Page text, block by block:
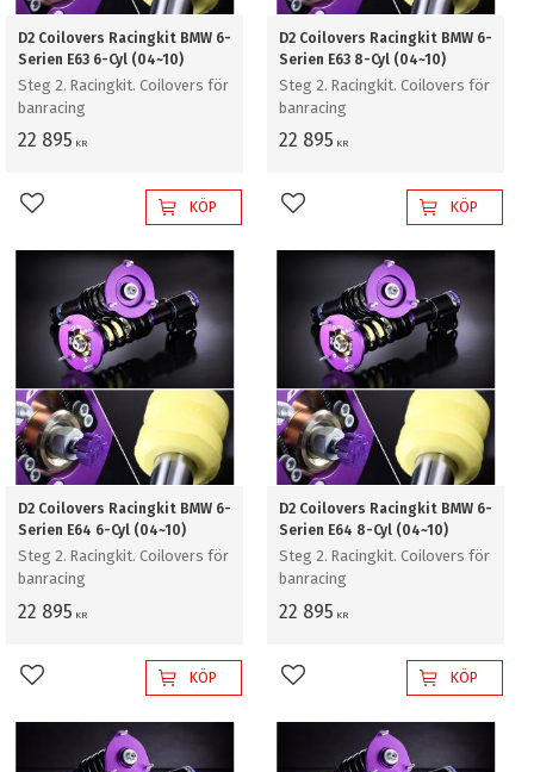
D2 Coilovers Racingkit BMW 6-
Serien E63 6-Cyl (04~10)
Steg 2. Racingkit. Coilovers för
banracing
22 895 KR
Lägg till i favoriterKÖP
D2 Coilovers Racingkit BMW 6-
Serien E63 8-Cyl (04~10)
Steg 2. Racingkit. Coilovers för
banracing
22 895 KR
Lägg till i favoriterKÖP
D2 Coilovers Racingkit BMW 6-
Serien E64 6-Cyl (04~10)
Steg 2. Racingkit. Coilovers för
banracing
22 895 KR
Lägg till i favoriterKÖP
D2 Coilovers Racingkit BMW 6-
Serien E64 8-Cyl (04~10)
Steg 2. Racingkit. Coilovers för
banracing
22 895 KR
Lägg till i favoriterKÖP